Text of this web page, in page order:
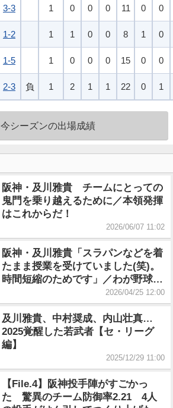
3-3 1 0 0 0 11 0 0
1-2 1 1 0 0 8 1 0
1-5 1 0 0 0 15 0 0
2-3 負 1 2 1 1 22 0 1
今シーズンの出場成績
阪神・及川雅貴 チームにとっての
鬼門を乗り越えるために／本領発揮
はこれからだ！
2026/06/07 11:02
阪神・及川雅貴「スラパンなどを着
たまま授業を受けていました(笑)。
時間短縮のためです」／わが野球部
2026/04/25 12:00
及川雅貴、中村奨成、内山壮真…
2025覚醒した若武者【セ・リーグ
編】
2025/12/29 11:00
【File.4】阪神投手陣がすごかっ
た 驚異のチーム防御率2.21 4人